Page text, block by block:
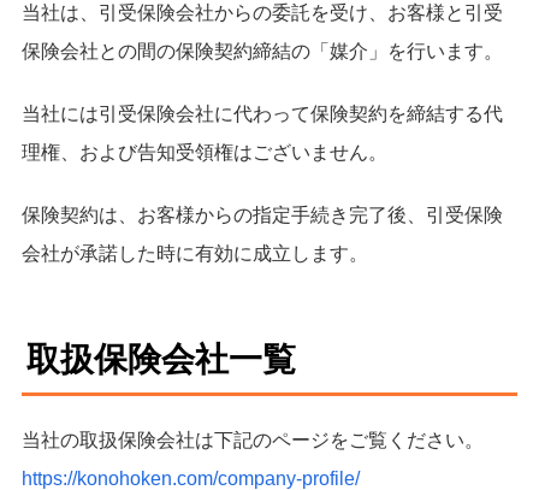
当社は、引受保険会社からの委託を受け、お客様と引受
保険会社との間の保険契約締結の「媒介」を行います。
当社には引受保険会社に代わって保険契約を締結する代
理権、および告知受領権はございません。
保険契約は、お客様からの指定手続き完了後、引受保険
会社が承諾した時に有効に成立します。
取扱保険会社一覧
当社の取扱保険会社は下記のページをご覧ください。
https://konohoken.com/company-profile/